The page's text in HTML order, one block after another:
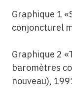
Graphique 1
conjoncturel
Graphique 2
baromètres
nouveau),